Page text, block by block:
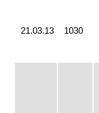
21.03.13 1030